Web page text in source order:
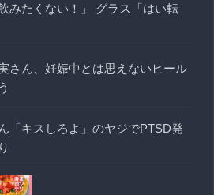
みたくない！」 グラス「はい転
さん、妊娠中とは思えないヒール
「キスしろよ」のヤジでPTSD発